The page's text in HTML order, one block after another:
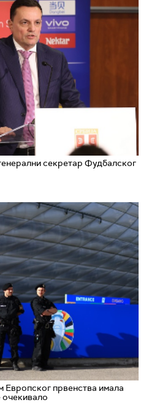
секретар Фудбалског
Европског првенства имала